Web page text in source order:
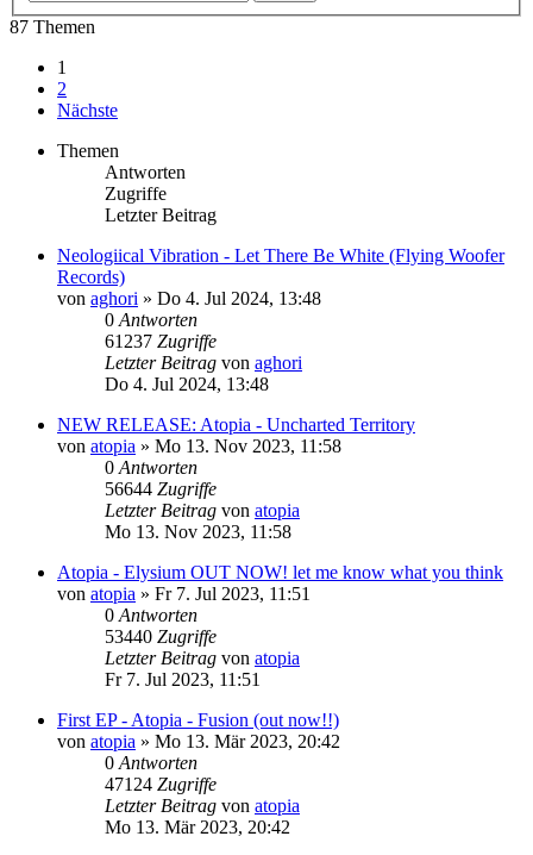
87 Themen
1
2
Nächste
Themen
Antworten
Zugriffe
Letzter Beitrag
Neologiical Vibration - Let There Be White (Flying Woofer
Records)
von aghori » Do 4. Jul 2024, 13:48
0 Antworten
61237 Zugriffe
Letzter Beitrag von aghori
Do 4. Jul 2024, 13:48
NEW RELEASE: Atopia - Uncharted Territory
von atopia » Mo 13. Nov 2023, 11:58
0 Antworten
56644 Zugriffe
Letzter Beitrag von atopia
Mo 13. Nov 2023, 11:58
Atopia - Elysium OUT NOW! let me know what you think
von atopia » Fr 7. Jul 2023, 11:51
0 Antworten
53440 Zugriffe
Letzter Beitrag von atopia
Fr 7. Jul 2023, 11:51
First EP - Atopia - Fusion (out now!!)
von atopia » Mo 13. Mär 2023, 20:42
0 Antworten
47124 Zugriffe
Letzter Beitrag von atopia
Mo 13. Mär 2023, 20:42